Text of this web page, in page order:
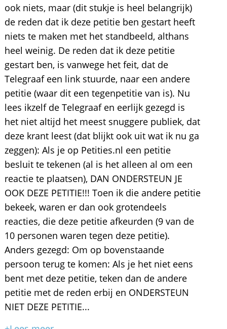
ook niets, maar (dit stukje is heel belangrijk)
de reden dat ik deze petitie ben gestart heeft
niets te maken met het standbeeld, althans
heel weinig. De reden dat ik deze petitie
gestart ben, is vanwege het feit, dat de
Telegraaf een link stuurde, naar een andere
petitie (waar dit een tegenpetitie van is). Nu
lees ikzelf de Telegraaf en eerlijk gezegd is
het niet altijd het meest snuggere publiek, dat
deze krant leest (dat blijkt ook uit wat ik nu ga
zeggen): Als je op Petities.nl een petitie
besluit te tekenen (al is het alleen al om een
reactie te plaatsen), DAN ONDERSTEUN JE
OOK DEZE PETITIE!!! Toen ik die andere petitie
bekeek, waren er dan ook grotendeels
reacties, die deze petitie afkeurden (9 van de
10 personen waren tegen deze petitie).
Anders gezegd: Om op bovenstaande
persoon terug te komen: Als je het niet eens
bent met deze petitie, teken dan de andere
petitie met de reden erbij en ONDERSTEUN
NIET DEZE PETITIE...